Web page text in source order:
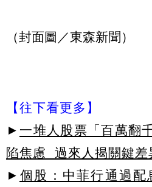
（封面圖／東森新聞）
【往下看更多】
► 一堆人股票「百萬翻
陷焦慮 過來人揭關鍵差
► 個股：中菲行通過配